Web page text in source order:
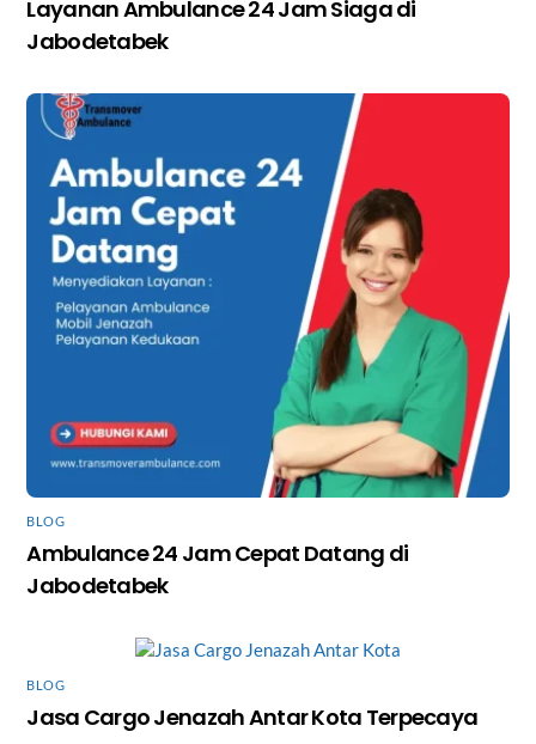
Layanan Ambulance 24 Jam Siaga di
Jabodetabek
BLOG
Ambulance 24 Jam Cepat Datang di
Jabodetabek
BLOG
Jasa Cargo Jenazah Antar Kota Terpecaya